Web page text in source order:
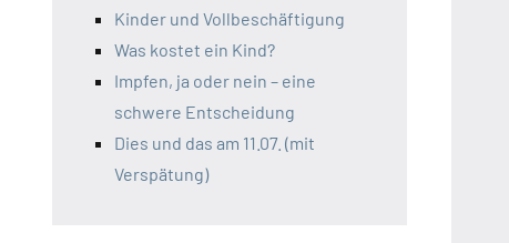
Kinder und Vollbeschäftigung
Was kostet ein Kind?
Impfen, ja oder nein – eine
schwere Entscheidung
Dies und das am 11.07. (mit
Verspätung)